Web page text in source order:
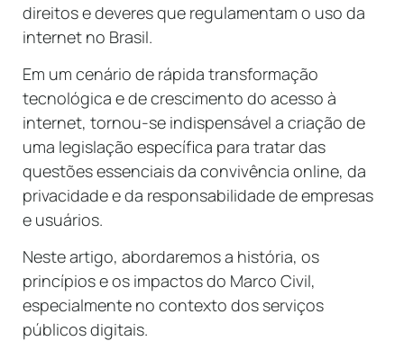
direitos e deveres que regulamentam o uso da
internet no Brasil.
Em um cenário de rápida transformação
tecnológica e de crescimento do acesso à
internet, tornou-se indispensável a criação de
uma legislação específica para tratar das
questões essenciais da convivência online, da
privacidade e da responsabilidade de empresas
e usuários.
Neste artigo, abordaremos a história, os
princípios e os impactos do Marco Civil,
especialmente no contexto dos serviços
públicos digitais.